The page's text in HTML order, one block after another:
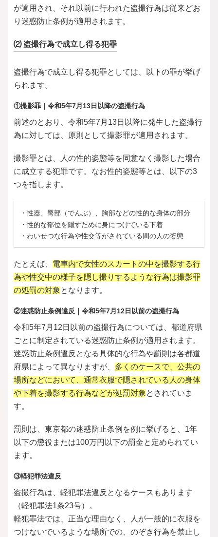
が適用され、それ以前に行われた盗撮行為は従来どお
り迷惑防止条例が適用されます。
⑵ 盗撮行為で成立し得る犯罪
盗撮行為で成立し得る犯罪としては、以下の罪が挙げ
られます。
①撮影罪｜令和5年7月13日以降の盗撮行為
前述のとおり、令和5年7月13日以降に発生した盗撮行
為に対しては、原則として撮影罪が適用されます。
撮影罪とは、人の性的姿態等を同意なく撮影した場合
に成立する犯罪です。なお性的姿態等とは、以下の3
つを指します。
・性器、臀部（でんぶ）、胸部などの性的な身体の部分
・性的な部位を隠すために身につけている下着
・わいせつな行為や性交等がされている間の人の姿態
たとえば、 電車内で女性のスカートの中を撮影する行
為や性交中の様子を隠し撮りするような行為は撮影罪
の処罰の対象となります。
②迷惑防止条例違反｜令和5年7月12日以前の盗撮行為
令和5年7月12日以前の盗撮行為については、都道府県
ごとに制定されている迷惑防止条例が適用されます。
迷惑防止条例違反となる具体的な行為や罰則は各都道
府県によって異なりますが、 多くのケースで、公共の
場所などにおいて、通常衣服で隠されている人の身体
や下着を撮影する行為などが処罰対象とされていま
す。
罰則は、東京都の迷惑防止条例を例に挙げると、1年
以下の懲役または100万円以下の罰金と定められてい
ます。
③軽犯罪法違反
盗撮行為は、軽犯罪法違反となるケースもあります
（軽犯罪法1条23号）。
軽犯罪法では、正当な理由なく、人が一般的に衣服を
つけないでいるような場所での、のぞき行為を禁止し